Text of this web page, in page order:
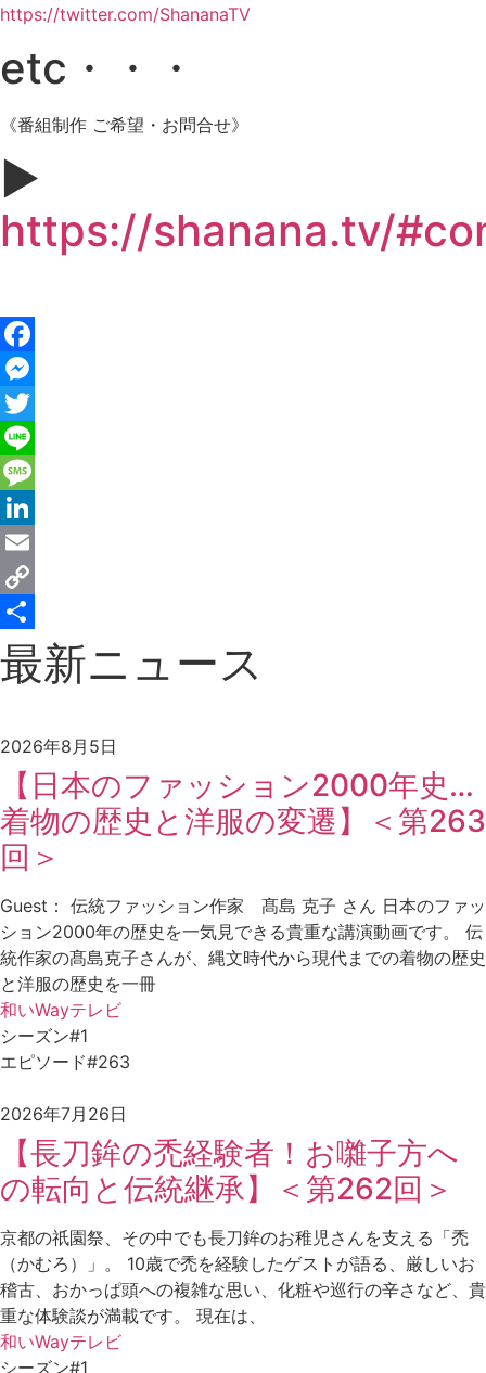
https://twitter.com/ShananaTV
etc・・・
《番組制作 ご希望・お問合せ》
▶︎
https://shanana.tv/
Link
共
有
最新ニュース
2026年8月5日
【日本のファッション2000年史…
着物の歴史と洋服の変遷】＜第263
回＞
Guest： 伝統ファッション作家 髙島 克子 さん 日本のファッ
ション2000年の歴史を一気見できる貴重な講演動画です。 伝
統作家の髙島克子さんが、縄文時代から現代までの着物の歴史
と洋服の歴史を一冊
和いWayテレビ
シーズン#1
エピソード#263
2026年7月26日
【長刀鉾の禿経験者！お囃子方へ
の転向と伝統継承】＜第262回＞
京都の祇園祭、その中でも長刀鉾のお稚児さんを支える「禿
（かむろ）」。 10歳で禿を経験したゲストが語る、厳しいお
稽古、おかっぱ頭への複雑な思い、化粧や巡行の辛さなど、貴
重な体験談が満載です。 現在は、
和いWayテレビ
シーズン#1